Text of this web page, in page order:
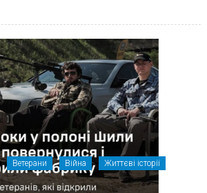
Ветерани Війна Життєві історії